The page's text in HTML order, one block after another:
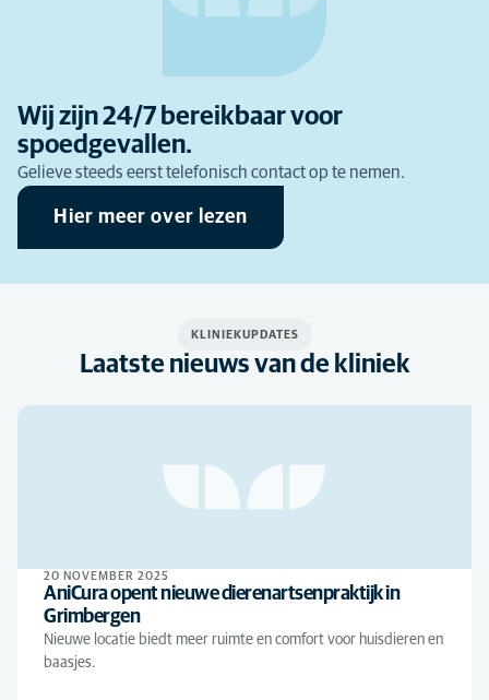
Wij zijn 24/7 bereikbaar voor
spoedgevallen.
Gelieve steeds eerst telefonisch contact op te nemen.
Hier meer over lezen
KLINIEKUPDATES
Laatste nieuws van de kliniek
20 NOVEMBER 2025
AniCura opent nieuwe dierenartsenpraktijk in
Grimbergen
Nieuwe locatie biedt meer ruimte en comfort voor huisdieren en
baasjes.